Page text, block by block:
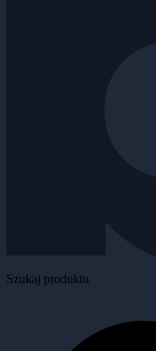
Szukaj produktu